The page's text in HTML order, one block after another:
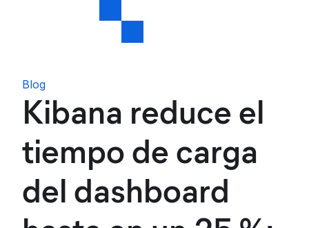
Blog
Kibana reduce el
tiempo de carga
del dashboard